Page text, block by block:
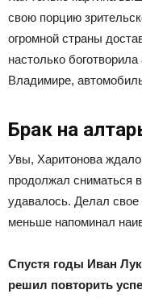
свою порцию
огромной страны
настолько
Владимире,
Брак на
Увы, Харитонова ждало
продолжал сниматься
удавалось. Делал свое
меньше напоминал
Спустя годы Иван
решил повторить